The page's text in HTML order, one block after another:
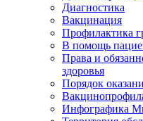
Диагностика
Вакцинация
Профилактика
В помощь
Права и
здоровья
Порядок
Инфографика